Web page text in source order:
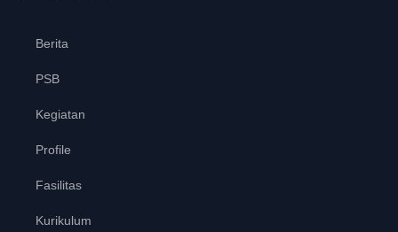
Berita
PSB
Kegiatan
Profile
Fasilitas
Kurikulum